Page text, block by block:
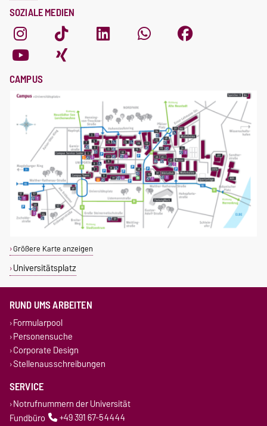
SOZIALE MEDIEN
CAMPUS
Größere Karte anzeigen
Universitätsplatz
RUND UMS ARBEITEN
Formularpool
Personensuche
Corporate Design
Stellenausschreibungen
SERVICE
Notrufnummern der Universität
Fundbüro
+49 391 67-54444